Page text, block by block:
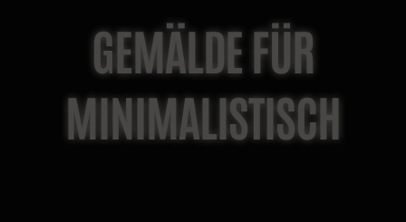
GEMÄLDE FÜR
MINIMALISTISCH